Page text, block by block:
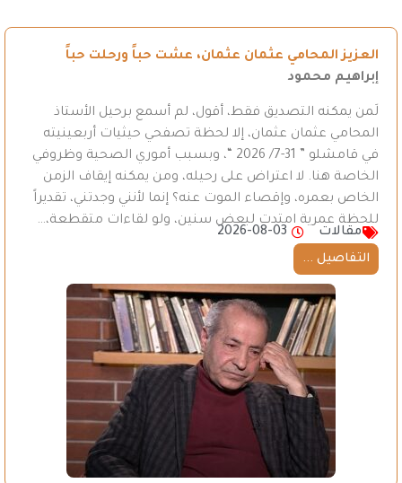
العزيز المحامي عثمان عثمان، عشت حباً ورحلت حباً
إبراهيم محمود
لَمن يمكنه التصديق فقط، أقول، لم أسمع برحيل الأستاذ
المحامي عثمان عثمان، إلا لحظة تصفحي حيثيات أربعينيته
في قامشلو ” 31-7/ 2026 “، وبسبب أموري الصحية وظروفي
الخاصة هنا. لا اعتراض على رحيله، ومن يمكنه إيقاف الزمن
الخاص بعمره، وإقصاء الموت عنه؟ إنما لأنني وجدتني، تقديراً
للحظة عمرية امتدت لبعض سنين، ولو لقاءات متقطعة،…
مقالات
2026-08-03
التفاصيل ...